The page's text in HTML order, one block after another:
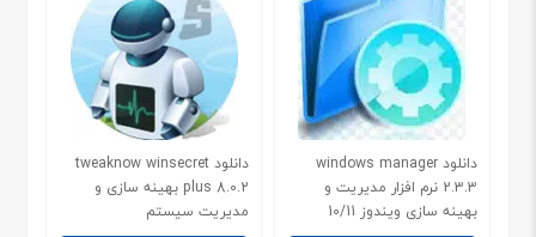
دانلود windows manager
2.3.3 نرم افزار مدیریت و
بهینه سازی ویندوز 10/11
دانلود tweaknow winsecret
plus 8.0.2 بهینه سازی و
مدیریت سیستم